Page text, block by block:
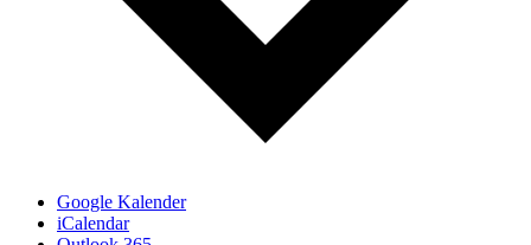
Google Kalender
iCalendar